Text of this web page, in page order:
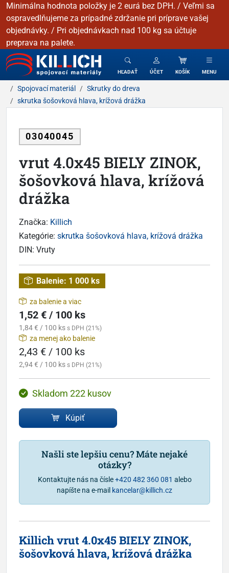
Minimálna hodnota položky je 2 eurá bez DPH. / Veľmi sa
ospravedlňujeme za prípadné zdržanie pri príprave vašej
objednávky. / Pri objednávkach nad 100 kg sa účtuje
preprava na palete.
KILLICH - Spojovacie materiály
HĽADAŤ ÚČET KOŠÍK MENU
Spojovací materiál
Skrutky do dreva
skrutka šošovková hlava, krížová drážka
03040045
vrut 4.0x45 BIELY ZINOK,
šošovková hlava, krížová
drážka
Značka: Killich
Kategórie: skrutka šošovková hlava, krížová drážka
DIN: Vruty
Balenie: 1 000 ks
za balenie a viac
1,52 € / 100 ks
1,84 € / 100 ks s DPH (21%)
za menej ako balenie
2,43 € / 100 ks
2,94 € / 100 ks s DPH (21%)
Skladom 222 kusov
Kúpiť
Našli ste lepšiu cenu? Máte nejaké
otázky?
Kontaktujte nás na čísle+420 482 360 081 alebo
napíšte na e-mail kancelar@killich.cz
Killich vrut 4.0x45 BIELY ZINOK,
šošovková hlava, krížová drážka